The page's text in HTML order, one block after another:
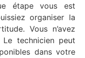
étape vous est
organiser la
Vous n’avez
technicien peut
dans votre